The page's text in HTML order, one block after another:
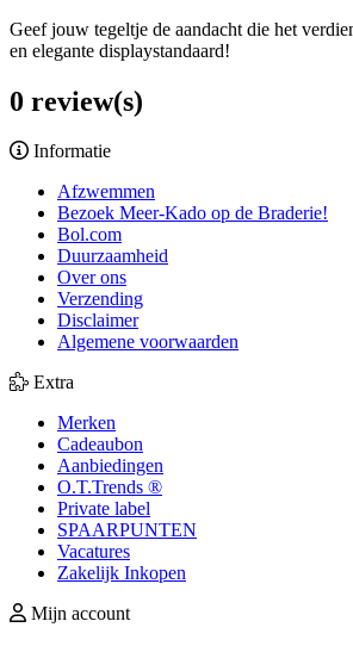
Geef jouw tegeltje de aandacht die het
en elegante displaystandaard!
0 review(s)
Informatie
Afzwemmen
Bezoek Meer-Kado op de Braderie!
Bol.com
Duurzaamheid
Over ons
Verzending
Disclaimer
Algemene voorwaarden
Extra
Merken
Cadeaubon
Aanbiedingen
O.T.Trends ®
Private label
SPAARPUNTEN
Vacatures
Zakelijk Inkopen
Mijn account